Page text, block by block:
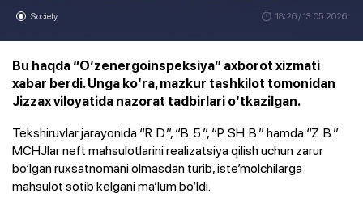
Society 18:26 / 13.05.2026
Bu haqda “O‘zenergoinspeksiya” axborot xizmati
xabar berdi. Unga ko‘ra, mazkur tashkilot tomonidan
Jizzax viloyatida nazorat tadbirlari o‘tkazilgan.
Tekshiruvlar jarayonida “R. D.”, “B. 5.”, “P. SH. B.” hamda “Z. B.”
MCHJlar neft mahsulotlarini realizatsiya qilish uchun zarur
bo‘lgan ruxsatnomani olmasdan turib, iste’molchilarga
mahsulot sotib kelgani ma’lum bo‘ldi.